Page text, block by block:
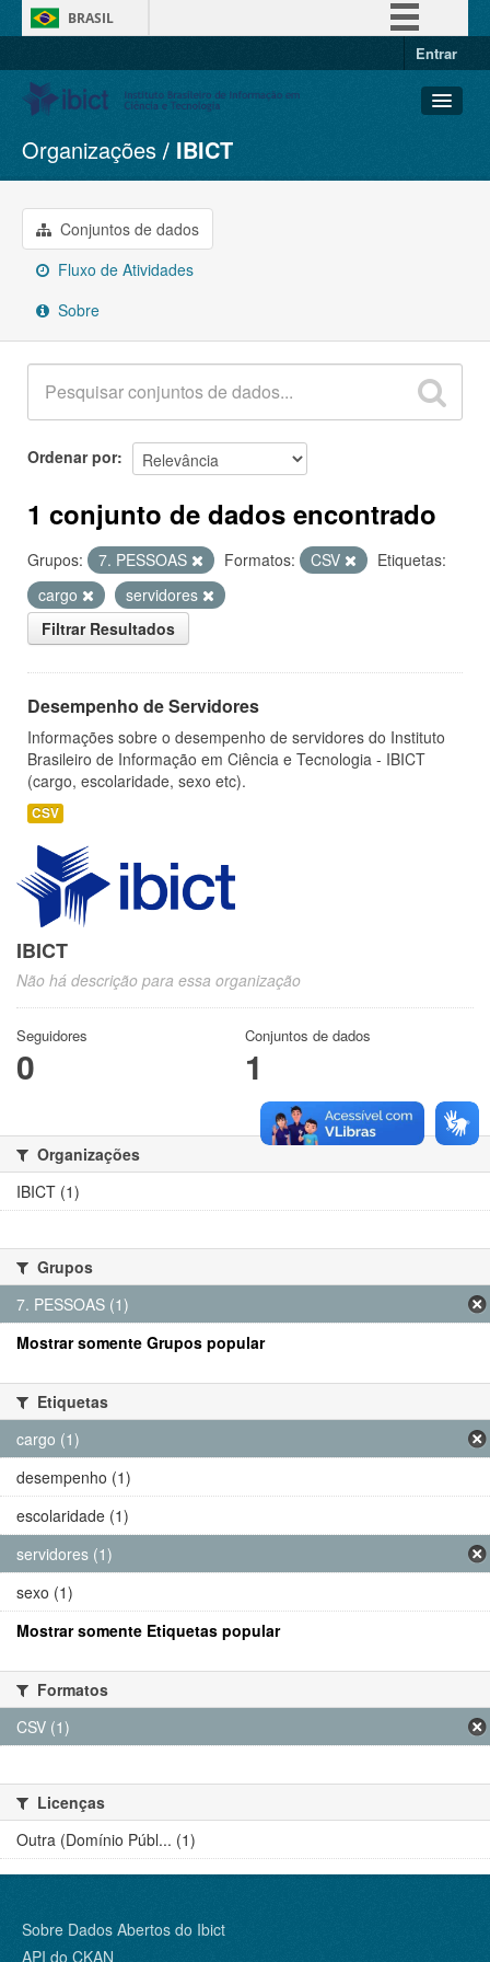
BRASIL
Entrar
Conjuntos de dados
Organizações
Grupos
Sobre
Organizações IBICT
Conjuntos de dados
Fluxo de Atividades
Sobre
Ordenar por
1 conjunto de dados encontrado
Grupos: 7. PESSOAS Formatos: CSV
Etiquetas:
cargo
servidores
Filtrar Resultados
Desempenho de Servidores
Informações sobre o desempenho de servidores do Instituto
Brasileiro de Informação em Ciência e Tecnologia - IBICT
(cargo, escolaridade, sexo etc).
CSV
IBICT
Não há descrição para essa organização
Seguidores
0
Conjuntos de dados
1
Organizações
IBICT (1)
Grupos
7. PESSOAS (1)
Mostrar somente Grupos popular
Etiquetas
cargo (1)
desempenho (1)
escolaridade (1)
servidores (1)
sexo (1)
Mostrar somente Etiquetas popular
Formatos
CSV (1)
Licenças
Outra (Domínio Públ... (1)
Sobre Dados Abertos do Ibict
API do CKAN